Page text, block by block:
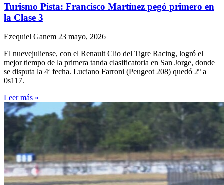
Turismo Pista: Francisco Martínez pegó primero en
la Clase 3
Ezequiel Ganem 23 mayo, 2026
El nuevejuliense, con el Renault Clio del Tigre Racing, logró el
mejor tiempo de la primera tanda clasificatoria en San Jorge, donde
se disputa la 4ª fecha. Luciano Farroni (Peugeot 208) quedó 2º a
0s117.
Leer más »